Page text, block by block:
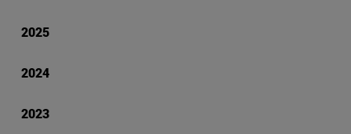
2025
2024
2023